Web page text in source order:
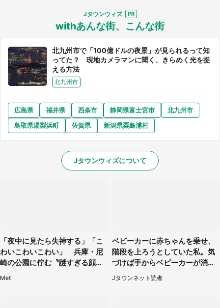
Jタウンウィズ
withあんな街、こんな街
北九州市で「100億ドルの夜景」が見られるって知
ってた？ 現地カメラマンに聞く、きらめく光を捉
える方法
北九州市
広島県 福井県 西条市 静岡県富士宮市
北九州市
鳥取県湯梨浜町
佐賀県 新潟県粟島浦村
Jタウンウィズについて
「夜中に見たら失神する」「こ
わいこわいこわい」 兵庫・尼
崎の公園に佇む〝謎すぎる顔〟
に1.3万人戦慄
Met
ベビーカーに赤ちゃんを乗せ、
階段を上ろうとしていた私。気
づけば手からベビーカーが消え
ていて（神奈川県・60代女性）
Jタウンネット読者